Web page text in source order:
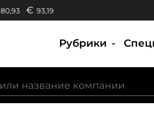
80,93 € 93,19
Рубрики